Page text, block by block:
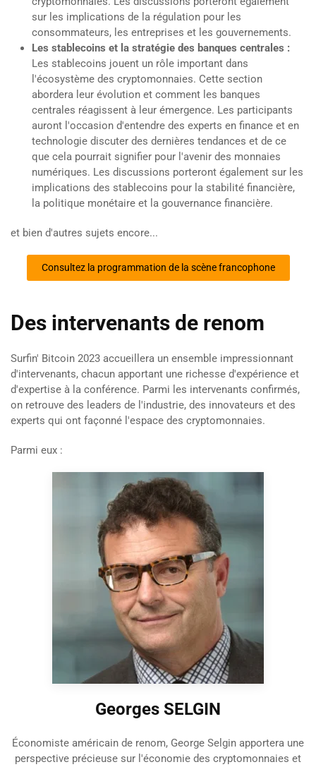
sur les implications de la régulation pour les
consommateurs, les entreprises et les gouvernements.
Les stablecoins et la stratégie des banques centrales :
Les stablecoins jouent un rôle important dans
l'écosystème des cryptomonnaies. Cette section
abordera leur évolution et comment les banques
centrales réagissent à leur émergence. Les participants
auront l'occasion d'entendre des experts en finance et en
technologie discuter des dernières tendances et de ce
que cela pourrait signifier pour l'avenir des monnaies
numériques. Les discussions porteront également sur les
implications des stablecoins pour la stabilité financière,
la politique monétaire et la gouvernance financière.
et bien d'autres sujets encore...
Consultez la programmation de la scène francophone
Des intervenants de renom
Surfin' Bitcoin 2023 accueillera un ensemble impressionnant
d'intervenants, chacun apportant une richesse d'expérience et
d'expertise à la conférence. Parmi les intervenants confirmés,
on retrouve des leaders de l'industrie, des innovateurs et des
experts qui ont façonné l'espace des cryptomonnaies.
Parmi eux :
Georges SELGIN
Économiste américain de renom, George Selgin apportera une
perspective précieuse sur l'économie des cryptomonnaies et